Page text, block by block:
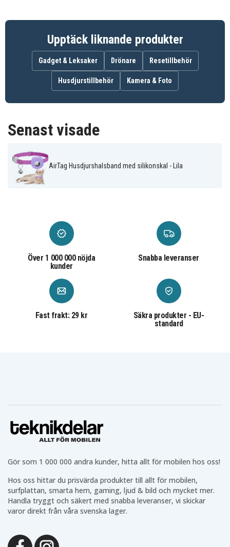
Upptäck liknande produkter
Gadget & Leksaker Drönare Resetillbehör
Husdjurstillbehör Kamera & Foto
Senast visade
AirTag Husdjurshalsband med silikonskal - Lila
Över 1 000 000 nöjda
kunder
Snabba leveranser
Fast frakt: 29 kr
Säkra produkter - EU-
standard
Gör som 1 000 000 andra kunder, hitta allt för mobilen hos oss!
Hos oss hittar du prisvärda produkter till allt för mobilen,
surfplattan, smarta hem, gaming, ljud & bild och mycket mer.
Handla tryggt och säkert med snabba leveranser, vi skickar
varor direkt från våra svenska lager.